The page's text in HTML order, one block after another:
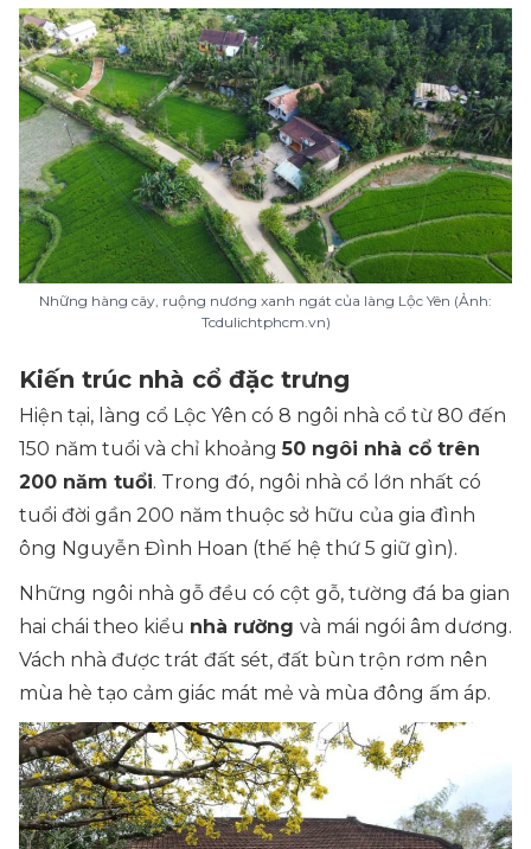
Những hàng cây, ruộng nương xanh ngát của làng Lộc Yên (Ảnh:
Tcdulichtphcm.vn)
Kiến trúc nhà cổ đặc trưng
Hiện tại, làng cổ Lộc Yên có 8 ngôi nhà cổ từ 80 đến
150 năm tuổi và chỉ khoảng50 ngôi nhà cổ trên
200 năm tuổi. Trong đó, ngôi nhà cổ lớn nhất có
tuổi đời gần 200 năm thuộc sở hữu của gia đình
ông Nguyễn Đình Hoan (thế hệ thứ 5 giữ gìn).
Những ngôi nhà gỗ đều có cột gỗ, tường đá ba gian
hai chái theo kiểu nhà rường và mái ngói âm dương.
Vách nhà được trát đất sét, đất bùn trộn rơm nên
mùa hè tạo cảm giác mát mẻ và mùa đông ấm áp.